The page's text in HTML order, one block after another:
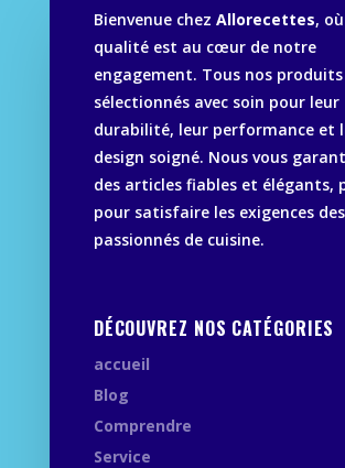
Bienvenue chez Allorecettes,
qualité est au cœur de notre
engagement. Tous nos
sélectionnés avec soin pour leur
durabilité, leur performance et
design soigné. Nous vous
des articles fiables et élégants,
pour satisfaire les exigences des
passionnés de cuisine.
DÉCOUVREZ NOS CATÉGORIES
accueil
Blog
Comprendre
Service